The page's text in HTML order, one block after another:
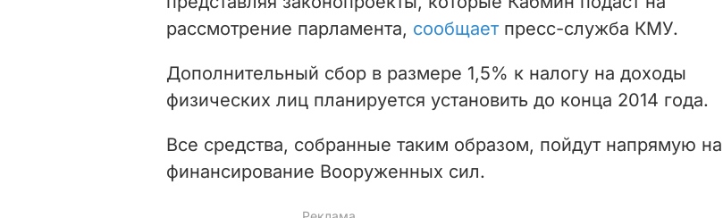
d
e
o
рассмотрение парламента, сообщаетпресс-служба КМУ.
Дополнительный сбор в размере 1,5% к налогу на доходы
физических лиц планируется установить до конца 2014 года.
Все средства, собранные таким образом, пойдут напрямую на
финансирование Вооруженных сил.